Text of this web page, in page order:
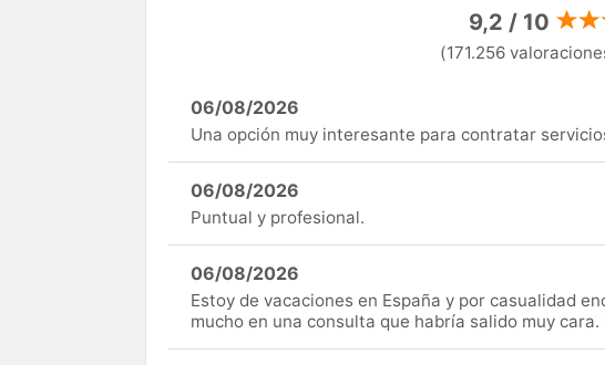
9,2 / 10
(171.256
06/08/2026
Una opción muy interesante para contratar
06/08/2026
Puntual y profesional.
06/08/2026
Estoy de vacaciones en España y por casualidad
mucho en una consulta que habría salido muy